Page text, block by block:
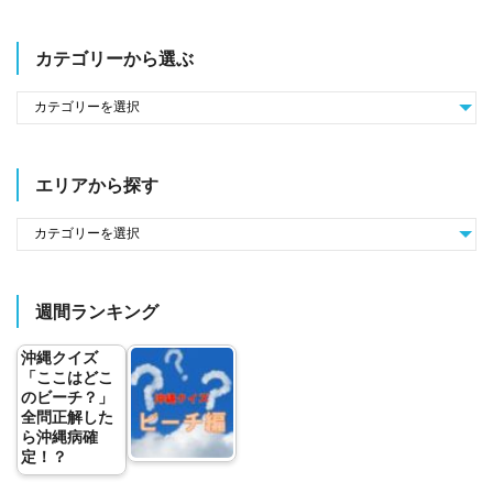
カテゴリーから選ぶ
エリアから探す
週間ランキング
沖縄クイズ
「ここはどこ
のビーチ？」
全問正解した
ら沖縄病確
定！？